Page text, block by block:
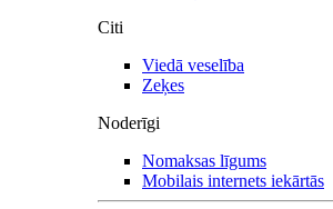
Citi
Viedā veselība
Zeķes
Noderīgi
Nomaksas līgums
Mobilais internets iekārtās